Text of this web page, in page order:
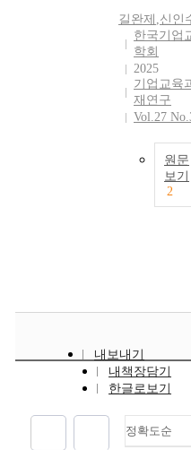
길완제 ,신인
한국기업
학회
2025
기업교육
재연구
Vol.27
원문
보기
2
내보내기
내책장담기
한글로보기
정확도순